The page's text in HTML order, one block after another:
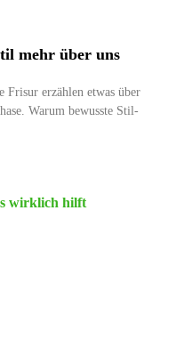
mehr über uns
Frisur erzählen etwas über
Warum bewusste Stil-